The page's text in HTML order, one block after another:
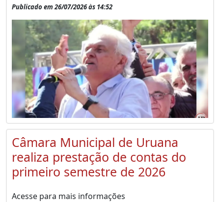
Publicado em 26/07/2026 às 14:52
Câmara Municipal de Uruana
realiza prestação de contas do
primeiro semestre de 2026
Acesse para mais informações